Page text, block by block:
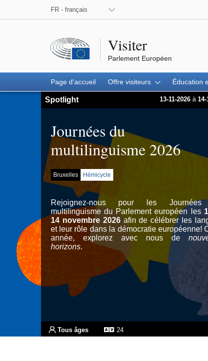
FR - français
Visiter
Parlement Européen
Page d'accueil Offre visiteurs Éducation
Journées du multilinguisme 2026
Spotlight 13-11-2026à 14-
Journées du
multilinguisme 2026
Bruxelles Hémicycle
Rejoignez-nous pour les
multilinguisme du Parlement européen les
14 novembre 2026afin de célébrer les
et leur rôle dans la démocratie européenne!
année, explorez avec nous de
horizons.
Tous âges
ans
Langues disponibles pendant l’activité
24